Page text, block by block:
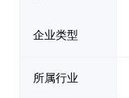
企业类型
所属行业